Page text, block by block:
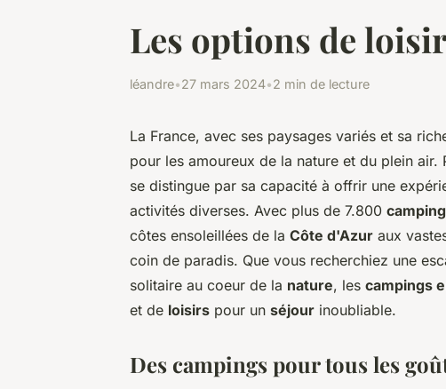
Les options de
léandre•27 mars 2024•2 min de lecture
La France, avec ses paysages variés et sa
pour les amoureux de la nature et du plein
se distingue par sa capacité à offrir une
activités diverses. Avec plus de 7.800
côtes ensoleillées de la Côte d'Azur aux
coin de paradis. Que vous recherchiez une
solitaire au coeur de la nature, les campings
et de loisirs pour un séjour inoubliable.
Des campings pour tous les